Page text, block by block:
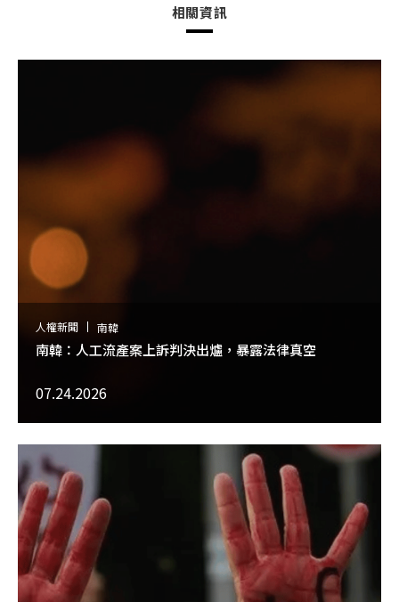
相關資訊
人權新聞 南韓
南韓：人工流產案上訴判決出爐，暴露法律真空
07.24.2026